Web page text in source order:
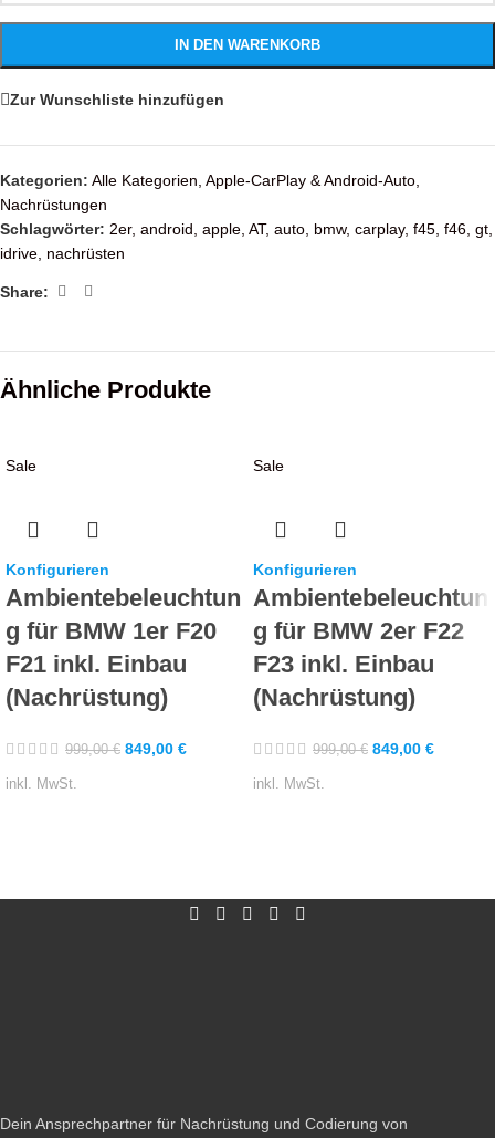
IN DEN WARENKORB
Zur Wunschliste hinzufügen
Kategorien: Alle Kategorien Apple-CarPlay & Android-Auto
Nachrüstungen
Schlagwörter: 2er, android apple AT, auto bmw, carplay, f45 f46 gt
idrive nachrüsten
Share:
Ähnliche Produkte
Sale
Konfigurieren
Ambientebeleuchtun
g für BMW 1er F20
F21 inkl. Einbau
(Nachrüstung)
999,00€ 849,00 €
inkl. MwSt.
Sale
Konfigurieren
Ambientebeleuchtun
g für BMW 2er F22
F23 inkl. Einbau
(Nachrüstung)
999,00€ 849,00 €
inkl. MwSt.
Dein Ansprechpartner für Nachrüstung und Codierung von